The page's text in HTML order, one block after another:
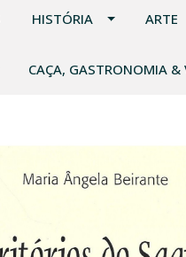
HISTÓRIA ARTE
CAÇA, GASTRONOMIA &